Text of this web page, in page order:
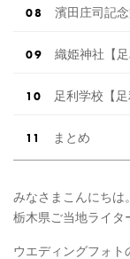
濱田庄司記
織姫神社【足
足利学校【足
まとめ
みなさまこんにちは。
栃木県ご当地ライタ
ウエディングフォト